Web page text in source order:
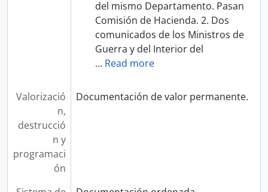
del mismo Departamento. Pasan
Comisión de Hacienda. 2. Dos
comunicados de los Ministros de
Guerra y del Interior del
… Read more
Valorizació
n,
destrucció
n y
programaci
ón
Documentación de valor permanente.